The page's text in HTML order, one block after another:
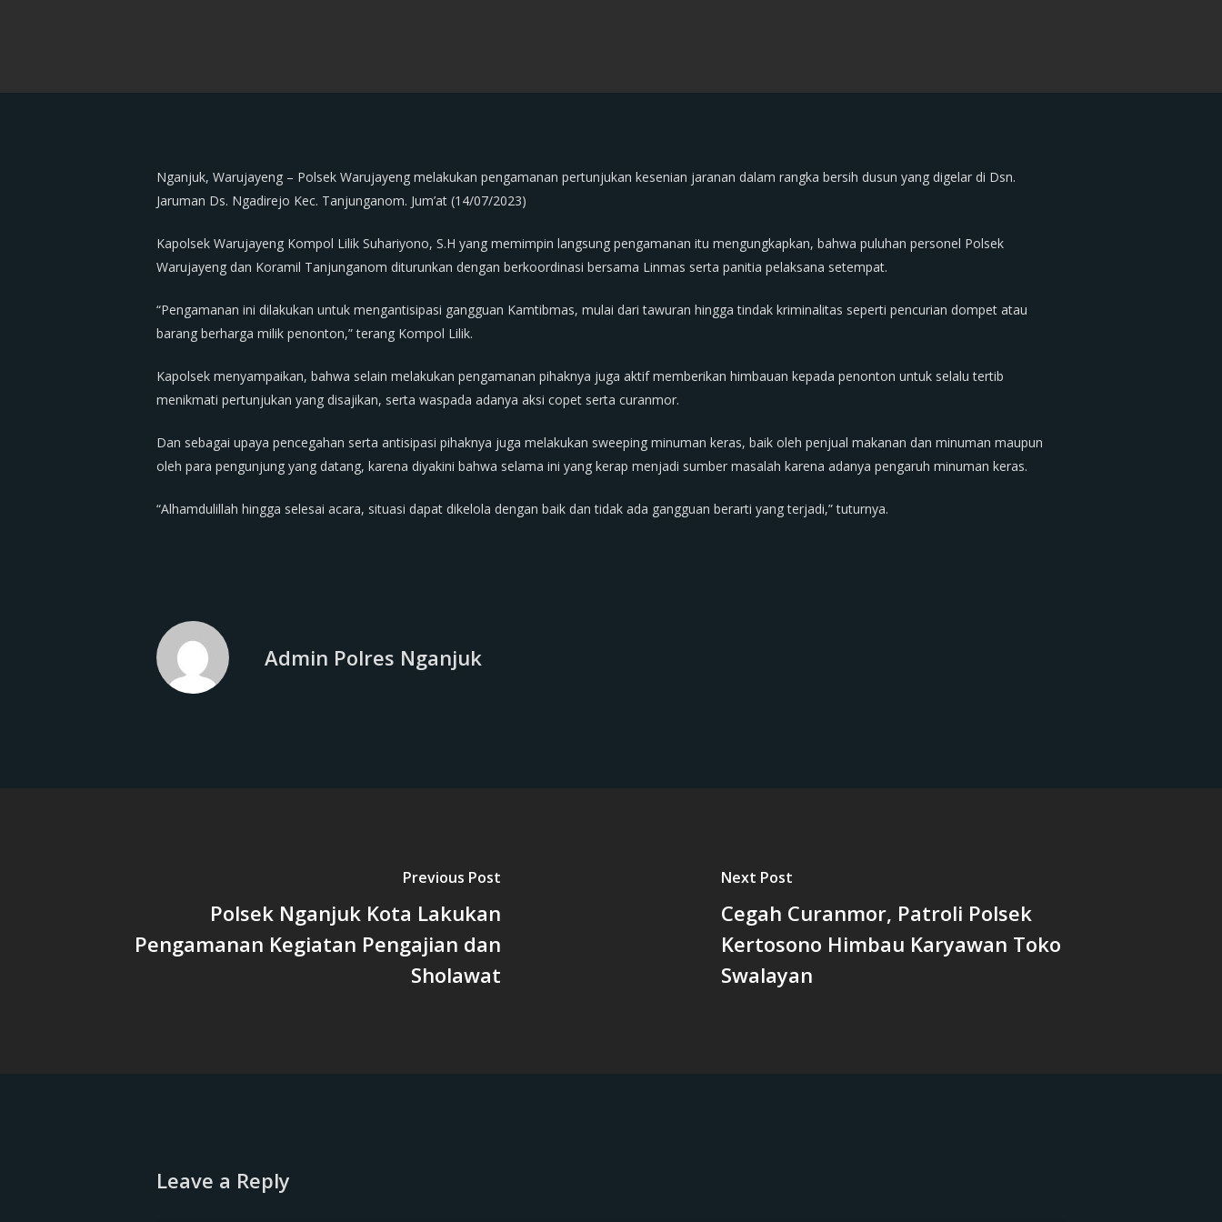
Nganjuk, Warujayeng – Polsek Warujayeng melakukan pengamanan pertunjukan kesenian jaranan dalam rangka bersih dusun yang digelar di Dsn.
Jaruman Ds. Ngadirejo Kec. Tanjunganom. Jum’at (14/07/2023)
Kapolsek Warujayeng Kompol Lilik Suhariyono, S.H yang memimpin langsung pengamanan itu mengungkapkan, bahwa puluhan personel Polsek
Warujayeng dan Koramil Tanjunganom diturunkan dengan berkoordinasi bersama Linmas serta panitia pelaksana setempat.
“Pengamanan ini dilakukan untuk mengantisipasi gangguan Kamtibmas, mulai dari tawuran hingga tindak kriminalitas seperti pencurian dompet atau
barang berharga milik penonton,” terang Kompol Lilik.
Kapolsek menyampaikan, bahwa selain melakukan pengamanan pihaknya juga aktif memberikan himbauan kepada penonton untuk selalu tertib
menikmati pertunjukan yang disajikan, serta waspada adanya aksi copet serta curanmor.
Dan sebagai upaya pencegahan serta antisipasi pihaknya juga melakukan sweeping minuman keras, baik oleh penjual makanan dan minuman maupun
oleh para pengunjung yang datang, karena diyakini bahwa selama ini yang kerap menjadi sumber masalah karena adanya pengaruh minuman keras.
“Alhamdulillah hingga selesai acara, situasi dapat dikelola dengan baik dan tidak ada gangguan berarti yang terjadi,” tuturnya.
Admin Polres Nganjuk
Previous Post
Polsek Nganjuk Kota Lakukan
Pengamanan Kegiatan Pengajian dan
Sholawat
Next Post
Cegah Curanmor, Patroli Polsek
Kertosono Himbau Karyawan Toko
Swalayan
Leave a Reply